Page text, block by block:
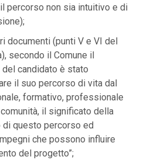
percorso non sia intuitivo e di
documenti (punti V e VI del
secondo il Comune il
candidato è stato
il suo percorso di vita dal
formativo, professionale
il significato della
di questo percorso ed
che possono influire
del progetto”;